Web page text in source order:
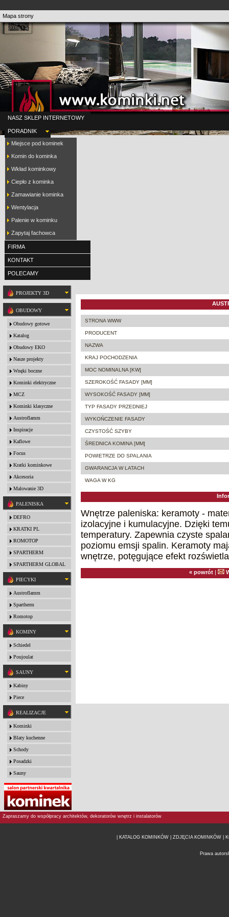
Mapa strony
NASZ SKLEP INTERNETOWY
PORADNIK
Miejsce pod kominek
Komin do kominka
Wkład kominkowy
Ciepło z kominka
Zamawianie kominka
Wentylacja
Palenie w kominku
Zapytaj fachowca
FIRMA
KONTAKT
POLECAMY
PROJEKTY 3D
OBUDOWY
Obudowy gotowe
Katalog
Obudowy EKO
Nasze projekty
Wnęki boczne
Kominki elektryczne
MCZ
Kominki klasyczne
Austroflamm
Inspiracje
Kaflowe
Focus
Kratki kominkowe
Akcesoria
Malowanie 3D
PALENISKA
DEFRO
KRATKI PL
ROMOTOP
SPARTHERM
SPARTHERM GLOBAL
PIECYKI
Austroflamm
Spartherm
Romotop
KOMINY
Schiedel
Poujoulat
SAUNY
Kabiny
Piece
REALIZACJE
Kominki
Blaty kuchenne
Schody
Posadzki
Sauny
STRONA WWW
PRODUCENT
NAZWA
KRAJ POCHODZENIA
MOC NOMINALNA [KW]
SZEROKOŚĆ FASADY [MM]
WYSOKOŚĆ FASADY [MM]
TYP FASADY PRZEDNIEJ
WYKOŃCZENIE FASADY
CZYSTOŚĆ SZYBY
ŚREDNICA KOMINA [MM]
POWIETRZE DO SPALANIA
GWARANCJA W LATACH
WAGA W KG
Wnętrze paleniska: keramoty -
izolacyjne i kumulacyjne. Dzięki
temperatury. Zapewnia czyste
poziomu emsji spalin. Keramoty
wnętrze, potęgujące efekt
« powrót |
Zapraszamy do współpracy architektów, dekoratorów wnętrz i instalatorów
| KATALOG KOMINKÓW | ZDJĘCIA KOMINKÓW |
Prawa